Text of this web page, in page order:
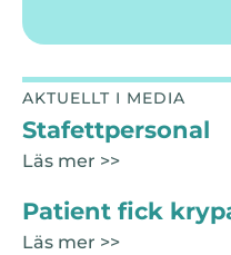
AKTUELLT I MEDIA
Stafettpersonal
Läs mer >>
Patient fick
Läs mer >>